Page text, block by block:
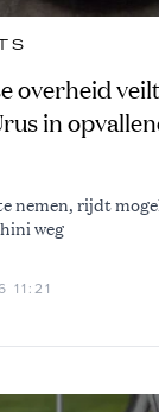
overheid
in
nemen, rijdt
weg
11:21